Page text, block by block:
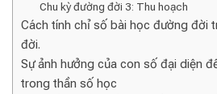
Chu kỳ đường đời 3: Thu hoạch
Cách tính chỉ số bài học đường đời
đời.
Sự ảnh hưởng của con số đại diện
trong thần số học